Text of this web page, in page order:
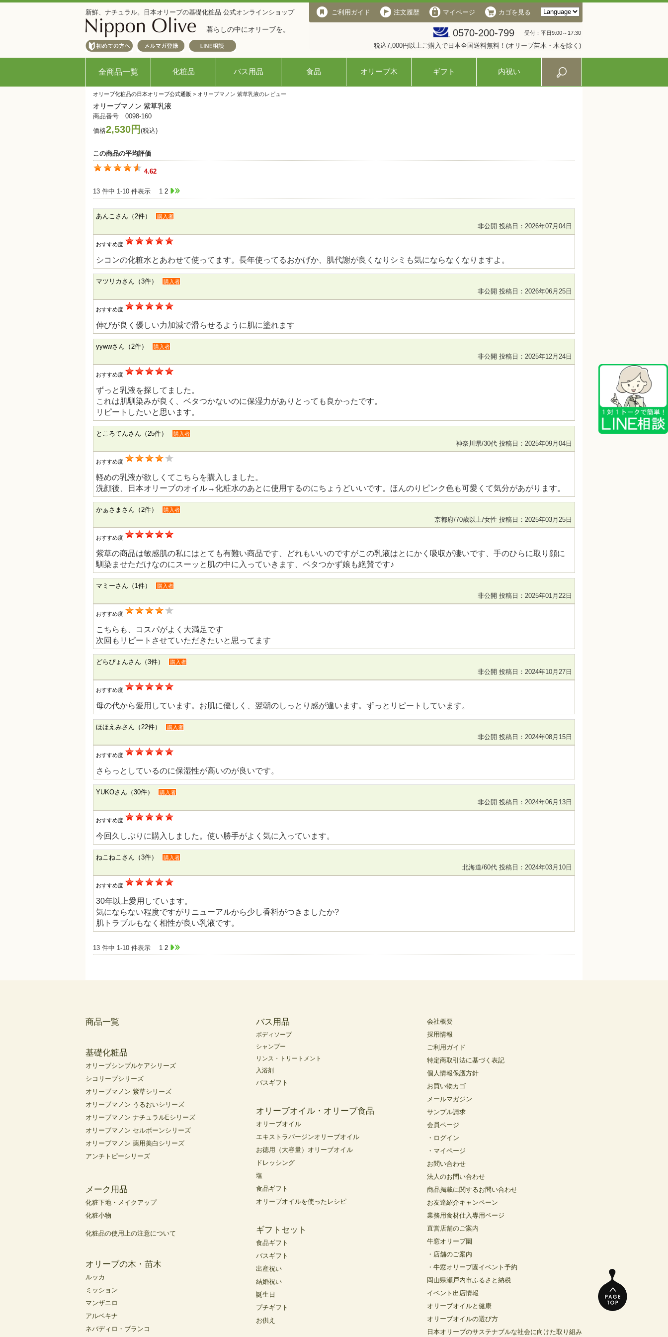
新鮮、ナチュラル。日本オリーブの基礎化粧品 公式オンラインショップ
暮らしの中にオリーブを。
ご利用ガイド 注文履歴 マイページ カゴを見る
0570-200-799 受付：平日9:00～17:30
税込7,000円以上ご購入で日本全国送料無料！(オリーブ苗木・木を除く)
全商品一覧 化粧品 バス用品 食品 オリーブ木 ギフト 内祝い
オリーブ化粧品の日本オリーブ公式通販 > オリーブマノン 紫草乳液のレビュー
オリーブマノン 紫草乳液
商品番号 0098-160
価格2,530円 (税込)
この商品の平均評価
4.62
13 件中 1-10 件表示 1 2
あんこさん（2件） 購入者
非公開 投稿日：2026年07月04日
おすすめ度
シコンの化粧水とあわせて使ってます。長年使ってるおかげか、肌代謝が良くなりシミも気にならなくなりますよ。
マツリカさん（3件） 購入者
非公開 投稿日：2026年06月25日
おすすめ度
伸びが良く優しい力加減で滑らせるように肌に塗れます
yywwさん（2件） 購入者
非公開 投稿日：2025年12月24日
おすすめ度
ずっと乳液を探してました。
これは肌馴染みが良く、ベタつかないのに保湿力がありとっても良かったです。
リピートしたいと思います。
ところてんさん（25件） 購入者
神奈川県/30代 投稿日：2025年09月04日
おすすめ度
軽めの乳液が欲しくてこちらを購入しました。
洗顔後、日本オリーブのオイル→化粧水のあとに使用するのにちょうどいいです。ほんのりピンク色も可愛くて気分があがります。
かぁさまさん（2件） 購入者
京都府/70歳以上/女性 投稿日：2025年03月25日
おすすめ度
紫草の商品は敏感肌の私にはとても有難い商品です、どれもいいのですがこの乳液はとにかく吸収が凄いです、手のひらに取り顔に
馴染ませただけなのにスーッと肌の中に入っていきます、ベタつかず娘も絶賛です♪
マミーさん（1件） 購入者
非公開 投稿日：2025年01月22日
おすすめ度
こちらも、コスパがよく大満足です
次回もリピートさせていただきたいと思ってます
どらぴょんさん（3件） 購入者
非公開 投稿日：2024年10月27日
おすすめ度
母の代から愛用しています。お肌に優しく、翌朝のしっとり感が違います。ずっとリピートしています。
ほほえみさん（22件） 購入者
非公開 投稿日：2024年08月15日
おすすめ度
さらっとしているのに保湿性が高いのが良いです。
YUKOさん（30件） 購入者
非公開 投稿日：2024年06月13日
おすすめ度
今回久しぶりに購入しました。使い勝手がよく気に入っています。
ねこねこさん（3件） 購入者
北海道/60代 投稿日：2024年03月10日
おすすめ度
30年以上愛用しています。
気にならない程度ですがリニューアルから少し香料がつきましたか?
肌トラブルもなく相性が良い乳液です。
13 件中 1-10 件表示 1 2
商品一覧
基礎化粧品
オリーブシンプルケアシリーズ
シコリーブシリーズ
オリーブマノン 紫草シリーズ
オリーブマノン うるおいシリーズ
オリーブマノン ナチュラルEシリーズ
オリーブマノン セルボーンシリーズ
オリーブマノン 薬用美白シリーズ
アンチトピーシリーズ
メーク用品
化粧下地・メイクアップ
化粧小物
化粧品の使用上の注意について
オリーブの木・苗木
ルッカ
ミッション
マンザニロ
アルベキナ
ネバディロ・ブランコ
バス用品
ボディソープ
シャンプー
リンス・トリートメント
入浴剤
バスギフト
オリーブオイル・オリーブ食品
オリーブオイル
エキストラバージンオリーブオイル
お徳用（大容量）オリーブオイル
ドレッシング
塩
食品ギフト
オリーブオイルを使ったレシピ
ギフトセット
食品ギフト
バスギフト
出産祝い
結婚祝い
誕生日
プチギフト
お供え
会社概要
採用情報
ご利用ガイド
特定商取引法に基づく表記
個人情報保護方針
お買い物カゴ
メールマガジン
サンプル請求
会員ページ
・ログイン
・マイページ
お問い合わせ
法人のお問い合わせ
商品掲載に関するお問い合わせ
お友達紹介キャンペーン
業務用食材仕入専用ページ
直営店舗のご案内
牛窓オリーブ園
・店舗のご案内
・牛窓オリーブ園イベント予約
岡山県瀬戸内市ふるさと納税
イベント出店情報
オリーブオイルと健康
オリーブオイルの選び方
日本オリーブのサステナブルな社会に向けた取り組み